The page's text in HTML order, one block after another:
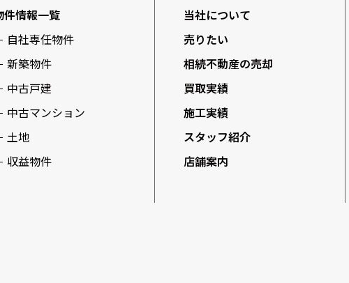
件情報一覧
自社専任物件
新築物件
中古戸建
中古マンション
土地
収益物件
当社について
売りたい
相続不動産の売却
買取実績
施工実績
スタッフ紹介
店舗案内